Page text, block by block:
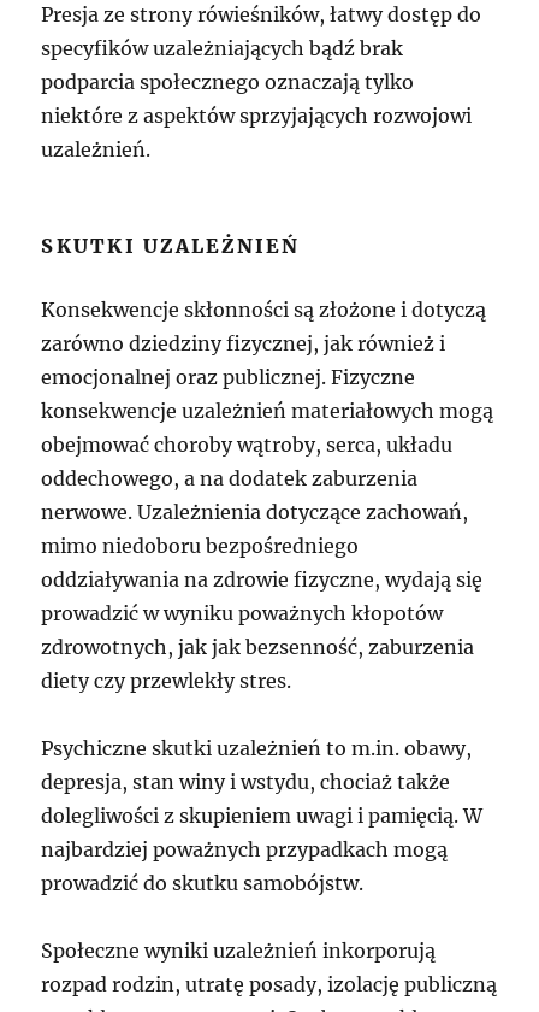
Presja ze strony rówieśników, łatwy dostęp do
specyfików uzależniających bądź brak
podparcia społecznego oznaczają tylko
niektóre z aspektów sprzyjających rozwojowi
uzależnień.
SKUTKI UZALEŻNIEŃ
Konsekwencje skłonności są złożone i dotyczą
zarówno dziedziny fizycznej, jak również i
emocjonalnej oraz publicznej. Fizyczne
konsekwencje uzależnień materiałowych mogą
obejmować choroby wątroby, serca, układu
oddechowego, a na dodatek zaburzenia
nerwowe. Uzależnienia dotyczące zachowań,
mimo niedoboru bezpośredniego
oddziaływania na zdrowie fizyczne, wydają się
prowadzić w wyniku poważnych kłopotów
zdrowotnych, jak jak bezsenność, zaburzenia
diety czy przewlekły stres.
Psychiczne skutki uzależnień to m.in. obawy,
depresja, stan winy i wstydu, chociaż także
dolegliwości z skupieniem uwagi i pamięcią. W
najbardziej poważnych przypadkach mogą
prowadzić do skutku samobójstw.
Społeczne wyniki uzależnień inkorporują
rozpad rodzin, utratę posady, izolację publiczną